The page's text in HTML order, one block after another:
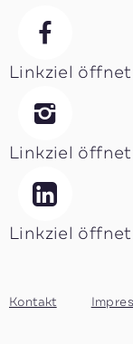
Linkziel
Linkziel
Linkziel
Kontakt